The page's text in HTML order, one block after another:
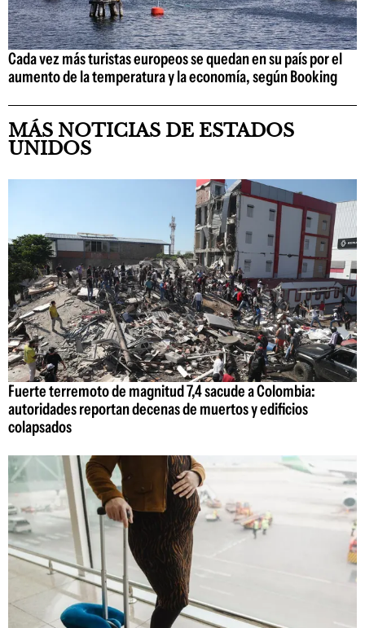
Cada vez más turistas europeos se quedan en su país por el
aumento de la temperatura y la economía, según Booking
MÁS NOTICIAS DE ESTADOS
UNIDOS
Fuerte terremoto de magnitud 7,4 sacude a Colombia:
autoridades reportan decenas de muertos y edificios
colapsados